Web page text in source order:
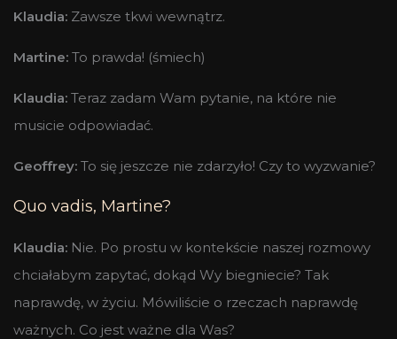
Klaudia: Zawsze tkwi wewnątrz.
Martine: To prawda! (śmiech)
Klaudia: Teraz zadam Wam pytanie, na które nie
musicie odpowiadać.
Geoffrey: To się jeszcze nie zdarzyło! Czy to wyzwanie?
Quo vadis, Martine?
Klaudia: Nie. Po prostu w kontekście naszej rozmowy
chciałabym zapytać, dokąd Wy biegniecie? Tak
naprawdę, w życiu. Mówiliście o rzeczach naprawdę
ważnych. Co jest ważne dla Was?